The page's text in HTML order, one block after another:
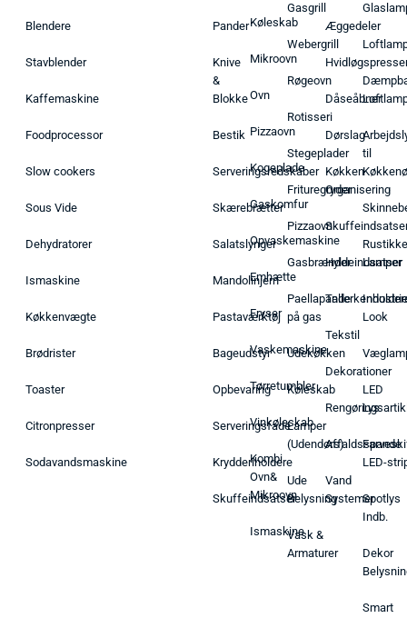
Blendere
Stavblender
Kaffemaskine
Foodprocessor
Slow cookers
Sous Vide
Dehydratorer
Ismaskine
Køkkenvægte
Brødrister
Toaster
Citronpresser
Sodavandsmaskine
Pander
Knive
&
Blokke
Bestik
Serveringsredskaber
Skærebrætter
Salatslynger
Mandolinjern
Pastaværktøj
Bageudstyr
Opbevaring
Serveringsfade
Krydderiholdere
Skuffeindsatser
Køleskab
Mikroovn
Ovn
Pizzaovn
Kogeplade
Gaskomfur
Opvaskemaskine
Emhætte
Fryser
Vaskemaskine
Tørretumbler
Vinkøleskab
Kombi
Ovn&
Mikroovn
Ismaskine
Gasgrill
Webergrill
Røgeovn
Rotisseri
Stegeplader
Frituregryder
Pizzaovn
Gasbrænder
Paellapande
på gas
Udekøkken
Køleskab
Lamper
(Udendørs)
Ude
Belysning
Vask &
Armaturer
Æggedeler
Dåseåbner
Dørslag
Køkken
Organisering
Hyldeindsatser
Tekstil
Dekorationer
Affaldsspande
Vand
Systemer
til
Rustikke
Lamper
Look
LED
Lys
LED-
Spotlys
Indb.
Dekor
Smart